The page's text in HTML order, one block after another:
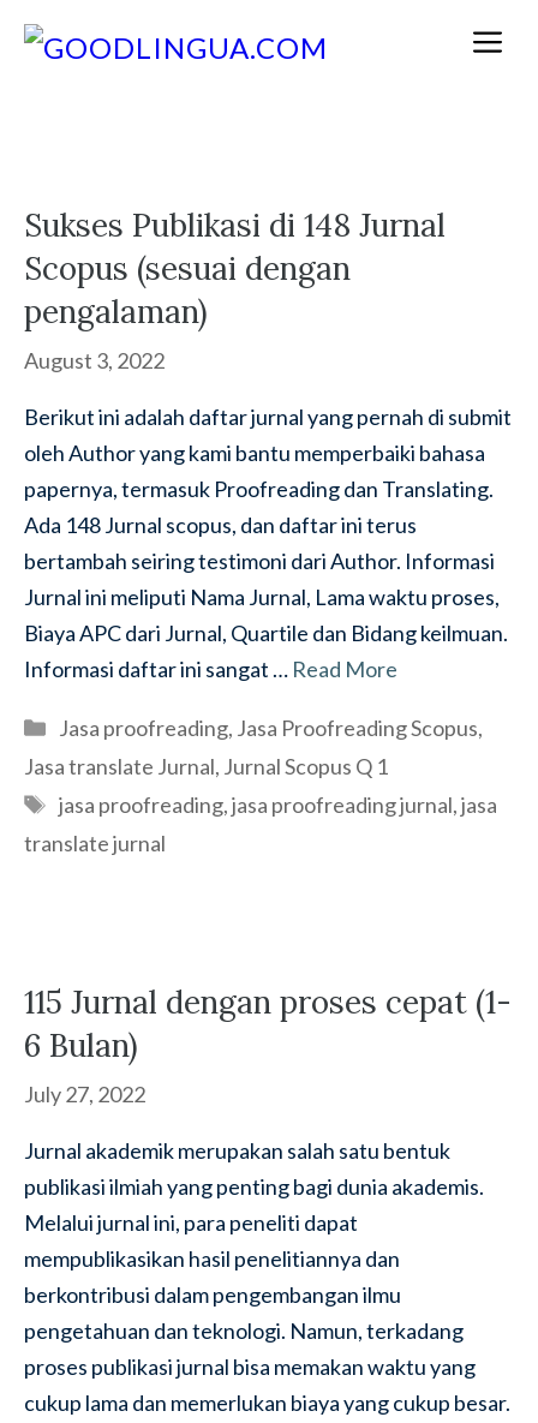
Sukses Publikasi di 148 Jurnal
Scopus (sesuai dengan
pengalaman)
August 3, 2022
Berikut ini adalah daftar jurnal yang pernah di submit
oleh Author yang kami bantu memperbaiki bahasa
papernya, termasuk Proofreading dan Translating.
Ada 148 Jurnal scopus, dan daftar ini terus
bertambah seiring testimoni dari Author. Informasi
Jurnal ini meliputi Nama Jurnal, Lama waktu proses,
Biaya APC dari Jurnal, Quartile dan Bidang keilmuan.
Informasi daftar ini sangat … Read More
Categories
Jasa proofreading, Jasa Proofreading Scopus,
Jasa translate Jurnal, Jurnal Scopus Q 1
Tags
jasa proofreading,jasa proofreading jurnal,jasa
translate jurnal
115 Jurnal dengan proses cepat (1-
6 Bulan)
July 27, 2022
Jurnal akademik merupakan salah satu bentuk
publikasi ilmiah yang penting bagi dunia akademis.
Melalui jurnal ini, para peneliti dapat
mempublikasikan hasil penelitiannya dan
berkontribusi dalam pengembangan ilmu
pengetahuan dan teknologi. Namun, terkadang
proses publikasi jurnal bisa memakan waktu yang
cukup lama dan memerlukan biaya yang cukup besar.